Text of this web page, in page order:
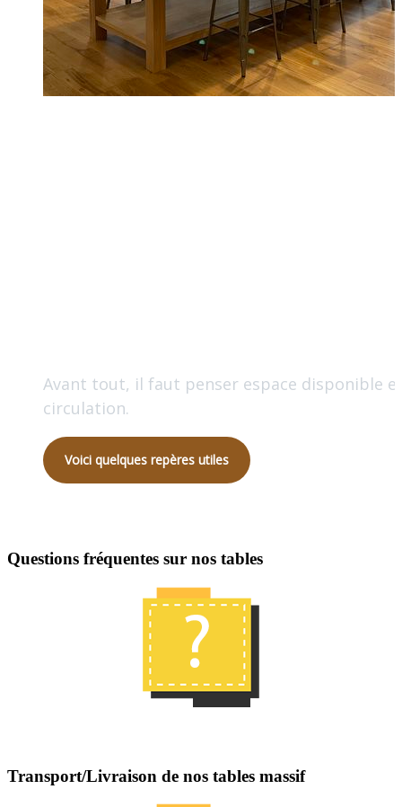
Avant tout, il faut penser espace disponible
circulation.
Voici quelques repères utiles
Questions fréquentes sur nos tables
Transport/Livraison de nos tables massif